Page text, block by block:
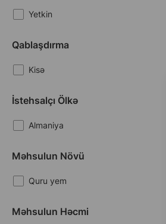
Yetkin
Qablaşdırma
Kisə
İstehsalçı Ölkə
Almaniya
Məhsulun Növü
Quru yem
Məhsulun Həcmi